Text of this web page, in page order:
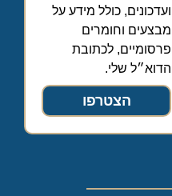
ועדכונים, כולל מידע על
מבצעים וחומרים
פרסומיים, לכתובת
הדוא״ל שלי.
הצטרפו